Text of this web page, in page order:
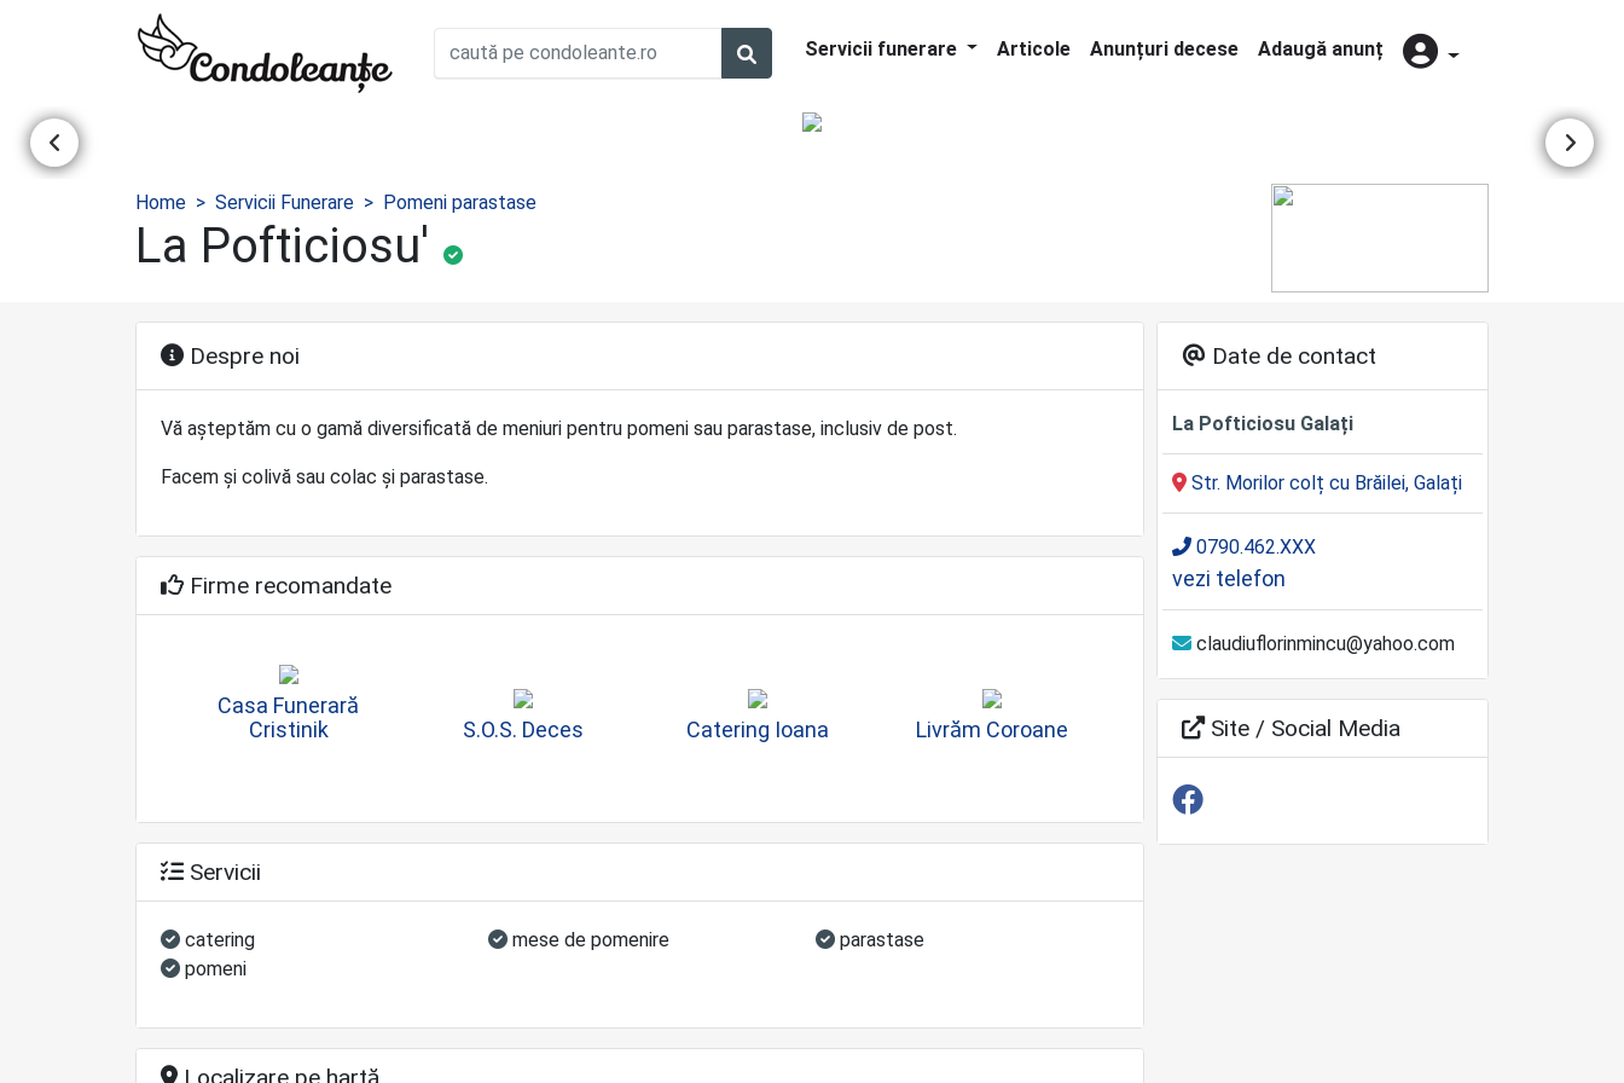
Servicii funerare Articole Anunțuri decese Adaugă anunț
Home Servicii Funerare Pomeni parastase
La Pofticiosu'
Despre noi
Vă așteptăm cu o gamă diversificată de meniuri pentru pomeni sau parastase, inclusiv de post.
Facem și colivă sau colac și parastase.
Firme recomandate
Casa Funerară
Cristinik
S.O.S. Deces Catering Ioana Livrăm Coroane
Servicii
catering mese de pomenire
parastase
pomeni
Date de contact
La Pofticiosu Galați
Str. Morilor colț cu Brăilei, Galați
0790.462.XXX
vezi telefon
claudiuflorinmincu@yahoo.com
Site / Social Media